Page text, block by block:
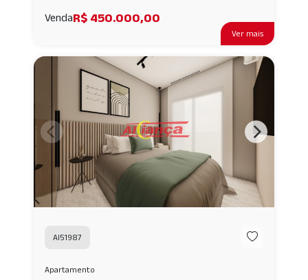
Ver mais
VendaR$ 450.000,00
AI51987
Apartamento